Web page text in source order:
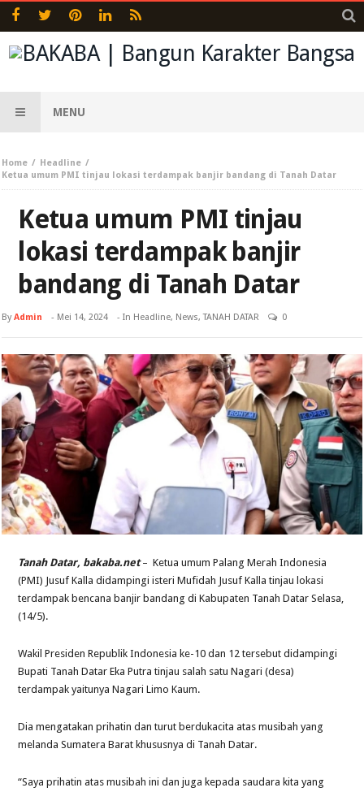
MENU
Home
Headline
Ketua umum PMI tinjau lokasi terdampak banjir bandang di Tanah Datar
Ketua umum PMI tinjau
lokasi terdampak banjir
bandang di Tanah Datar
ByAdmin - Mei 14, 2024 - In Headline, News,TANAH DATAR 0
Tanah Datar, bakaba.net– Ketua umum Palang Merah Indonesia
(PMI) Jusuf Kalla didampingi isteri Mufidah Jusuf Kalla tinjau lokasi
terdampak bencana banjir bandang di Kabupaten Tanah Datar Selasa,
(14/5).
Wakil Presiden Republik Indonesia ke-10 dan 12 tersebut didampingi
Bupati Tanah Datar Eka Putra tinjau salah satu Nagari (desa)
terdampak yaitunya Nagari Limo Kaum.
Dia mengatakan prihatin dan turut berdukacita atas musibah yang
melanda Sumatera Barat khususnya di Tanah Datar.
“Saya prihatin atas musibah ini dan juga kepada saudara kita yang